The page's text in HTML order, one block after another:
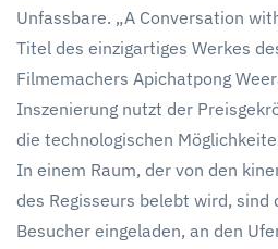
Unfassbare. „A Conversation
Titel des einzigartiges Werkes
Filmemachers Apichatpong
Inszenierung nutzt der
die technologischen
In einem Raum, der von den
des Regisseurs belebt wird, sind
Besucher eingeladen, an den